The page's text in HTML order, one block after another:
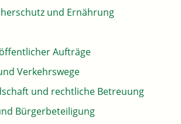
und Ernährung
Aufträge
Verkehrswege
und rechtliche Betreuung
Bürgerbeteiligung